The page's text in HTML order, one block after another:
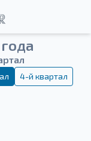
4-й квартал